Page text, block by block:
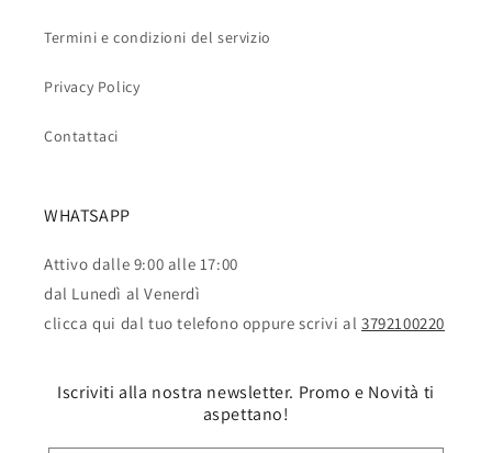
Termini e condizioni del servizio
Privacy Policy
Contattaci
WHATSAPP
Attivo dalle 9:00 alle 17:00
dal Lunedì al Venerdì
clicca qui dal tuo telefono oppure scrivi al3792100220
Iscriviti alla nostra newsletter. Promo e Novità ti
aspettano!